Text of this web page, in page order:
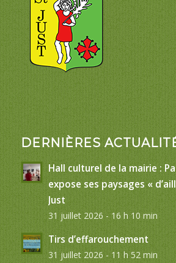
DERNIÈRES
Hall culturel de la mairie :
expose ses paysages «
Just
31 juillet 2026 - 16 h 10 min
Tirs d’effarouchement
31 juillet 2026 - 11 h 52 min